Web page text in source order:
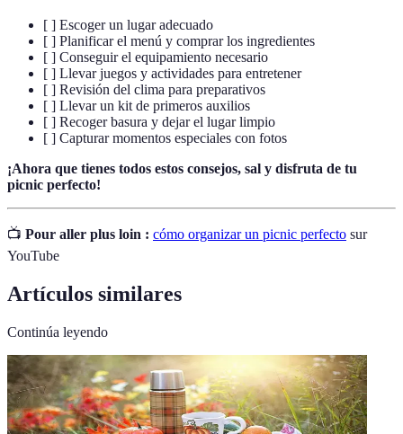
[ ] Escoger un lugar adecuado
[ ] Planificar el menú y comprar los ingredientes
[ ] Conseguir el equipamiento necesario
[ ] Llevar juegos y actividades para entretener
[ ] Revisión del clima para preparativos
[ ] Llevar un kit de primeros auxilios
[ ] Recoger basura y dejar el lugar limpio
[ ] Capturar momentos especiales con fotos
¡Ahora que tienes todos estos consejos, sal y disfruta de tu
picnic perfecto!
📺 Pour aller plus loin : cómo organizar un picnic perfecto sur
YouTube
Artículos similares
Continúa leyendo